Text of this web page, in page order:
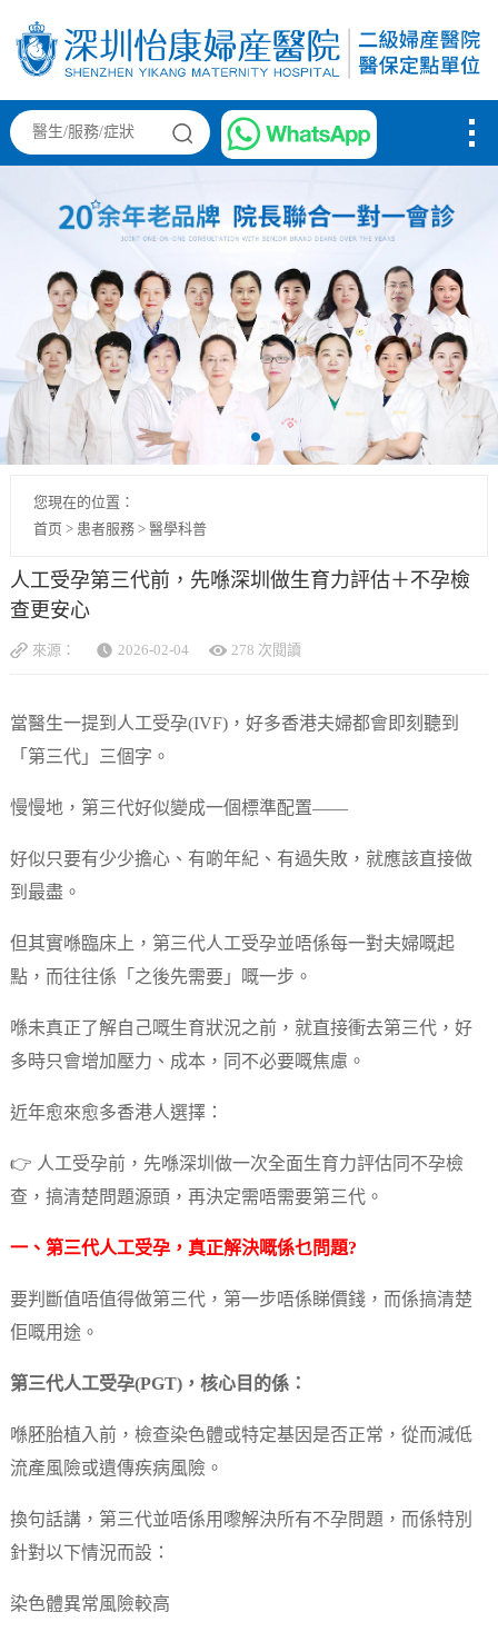
您現在的位置：
首页 > 患者服務> 醫學科普
人工受孕第三代前，先喺深圳做生育力評估＋不孕檢
查更安心
來源： 2026-02-04 278 次閱讀
當醫生一提到人工受孕(IVF)，好多香港夫婦都會即刻聽到
「第三代」三個字。
慢慢地，第三代好似變成一個標準配置——
好似只要有少少擔心、有啲年紀、有過失敗，就應該直接做
到最盡。
但其實喺臨床上，第三代人工受孕並唔係每一對夫婦嘅起
點，而往往係「之後先需要」嘅一步。
喺未真正了解自己嘅生育狀況之前，就直接衝去第三代，好
多時只會增加壓力、成本，同不必要嘅焦慮。
近年愈來愈多香港人選擇：
👉 人工受孕前，先喺深圳做一次全面生育力評估同不孕檢
查，搞清楚問題源頭，再決定需唔需要第三代。
一、第三代人工受孕，真正解決嘅係乜問題?
要判斷值唔值得做第三代，第一步唔係睇價錢，而係搞清楚
佢嘅用途。
第三代人工受孕(PGT)，核心目的係：
喺胚胎植入前，檢查染色體或特定基因是否正常，從而減低
流產風險或遺傳疾病風險。
換句話講，第三代並唔係用嚟解決所有不孕問題，而係特別
針對以下情況而設：
染色體異常風險較高